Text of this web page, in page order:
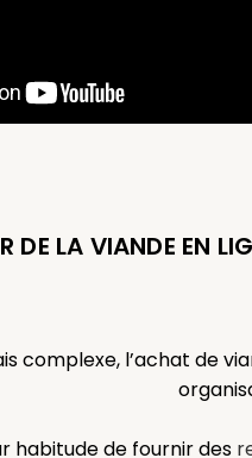
DE LA VIANDE EN
complexe, l’achat de
habitude de fournir des